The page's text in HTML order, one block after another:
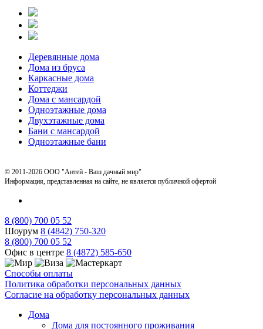
Деревянные дома
Дома из бруса
Каркасные дома
Коттеджи
Дома с мансардой
Одноэтажные дома
Двухэтажные дома
Бани с мансардой
Одноэтажные бани
© 2011-2026 ООО "Антей - Ваш дачный мир"
Информация, представленная на сайте, не является публичной офертой
8 (800) 700 05 52
Шоурум 8 (4842) 750-320
8 (800) 700 05 52
Офис в центре 8 (4872) 585-650
Способы оплаты
Политика обработки персональных данных
Согласие на обработку персональных данных
Дома
Дома для постоянного проживания